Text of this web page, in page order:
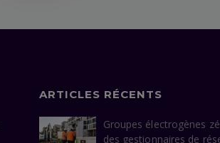
ARTICLES RÉCENTS
Groupes électrogènes
des gestionnaires de